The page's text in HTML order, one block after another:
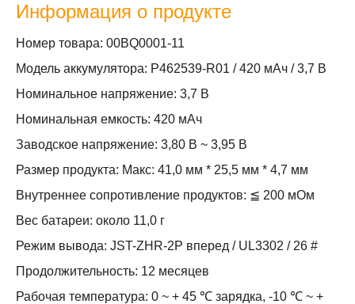
Информация о продукте
Номер товара: 00BQ0001-11
Модель аккумулятора: P462539-R01 / 420 мАч / 3,7 В
Номинальное напряжение: 3,7 В
Номинальная емкость: 420 мАч
Заводское напряжение: 3,80 В ~ 3,95 В
Размер продукта: Макс: 41,0 мм * 25,5 мм * 4,7 мм
Внутреннее сопротивление продуктов: ≦ 200 мОм
Вес батареи: около 11,0 г
Режим вывода: JST-ZHR-2P вперед / UL3302 / 26 #
Продолжительность: 12 месяцев
Рабочая температура: 0 ~ + 45 ℃ зарядка, -10 ℃ ~ +